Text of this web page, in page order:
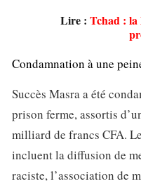
Lire : Tchad : la
Condamnation à une
Succès Masra a été
prison ferme, assortis
milliard de francs CFA.
incluent la diffusion de
raciste, l’association de